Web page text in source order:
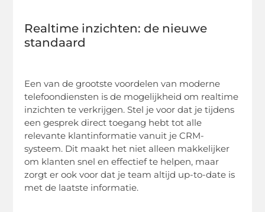
Realtime inzichten: de nieuwe
standaard
Een van de grootste voordelen van moderne
telefoondiensten is de mogelijkheid om realtime
inzichten te verkrijgen. Stel je voor dat je tijdens
een gesprek direct toegang hebt tot alle
relevante klantinformatie vanuit je CRM-
systeem. Dit maakt het niet alleen makkelijker
om klanten snel en effectief te helpen, maar
zorgt er ook voor dat je team altijd up-to-date is
met de laatste informatie.